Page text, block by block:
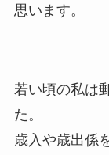
思います。
若い頃の私は
た。
歳入や歳出係